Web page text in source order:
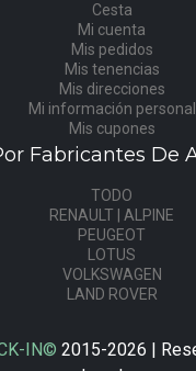
Cesta
Mi cuenta
Mis pedidos
Mis tenencias
Mis direcciones
Mi información personal
Mis cupones
Fabricantes De
TODO
RENAULT | ALPINE
PEUGEOT
LOTUS
VOLKSWAGEN
LAND ROVER
IN© 2015-2026 |